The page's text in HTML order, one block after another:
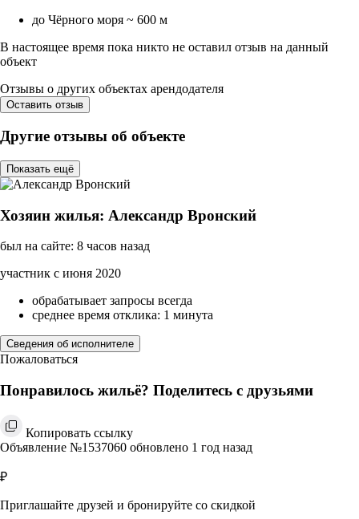
до Чёрного моря ~ 600 м
В настоящее время пока никто не оставил отзыв на данный
объект
Отзывы о других объектах арендодателя
Оставить отзыв
Другие отзывы об объекте
Показать ещё
Хозяин жилья: Александр Вронский
был на сайте: 8 часов назад
участник с июня 2020
обрабатывает запросы всегда
среднее время отклика: 1 минута
Сведения об исполнителе
Пожаловаться
Понравилось жильё? Поделитесь с друзьями
Копировать ссылку
Объявление №1537060 обновлено 1 год назад
₽
Приглашайте друзей и бронируйте со скидкой